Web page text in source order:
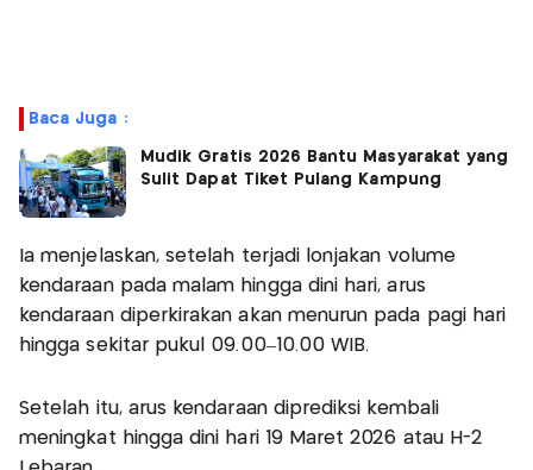
Baca Juga :
Mudik Gratis 2026 Bantu Masyarakat yang
Sulit Dapat Tiket Pulang Kampung
Ia menjelaskan, setelah terjadi lonjakan volume
kendaraan pada malam hingga dini hari, arus
kendaraan diperkirakan akan menurun pada pagi hari
hingga sekitar pukul 09.00–10.00 WIB.
Setelah itu, arus kendaraan diprediksi kembali
meningkat hingga dini hari 19 Maret 2026 atau H-2